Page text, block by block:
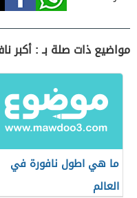
مواضيع ذات صلة بـ : أكبر
ما هي اطول نافورة في
العالم